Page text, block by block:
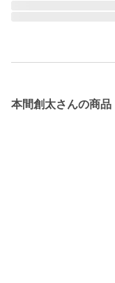
本間創太さんの商品